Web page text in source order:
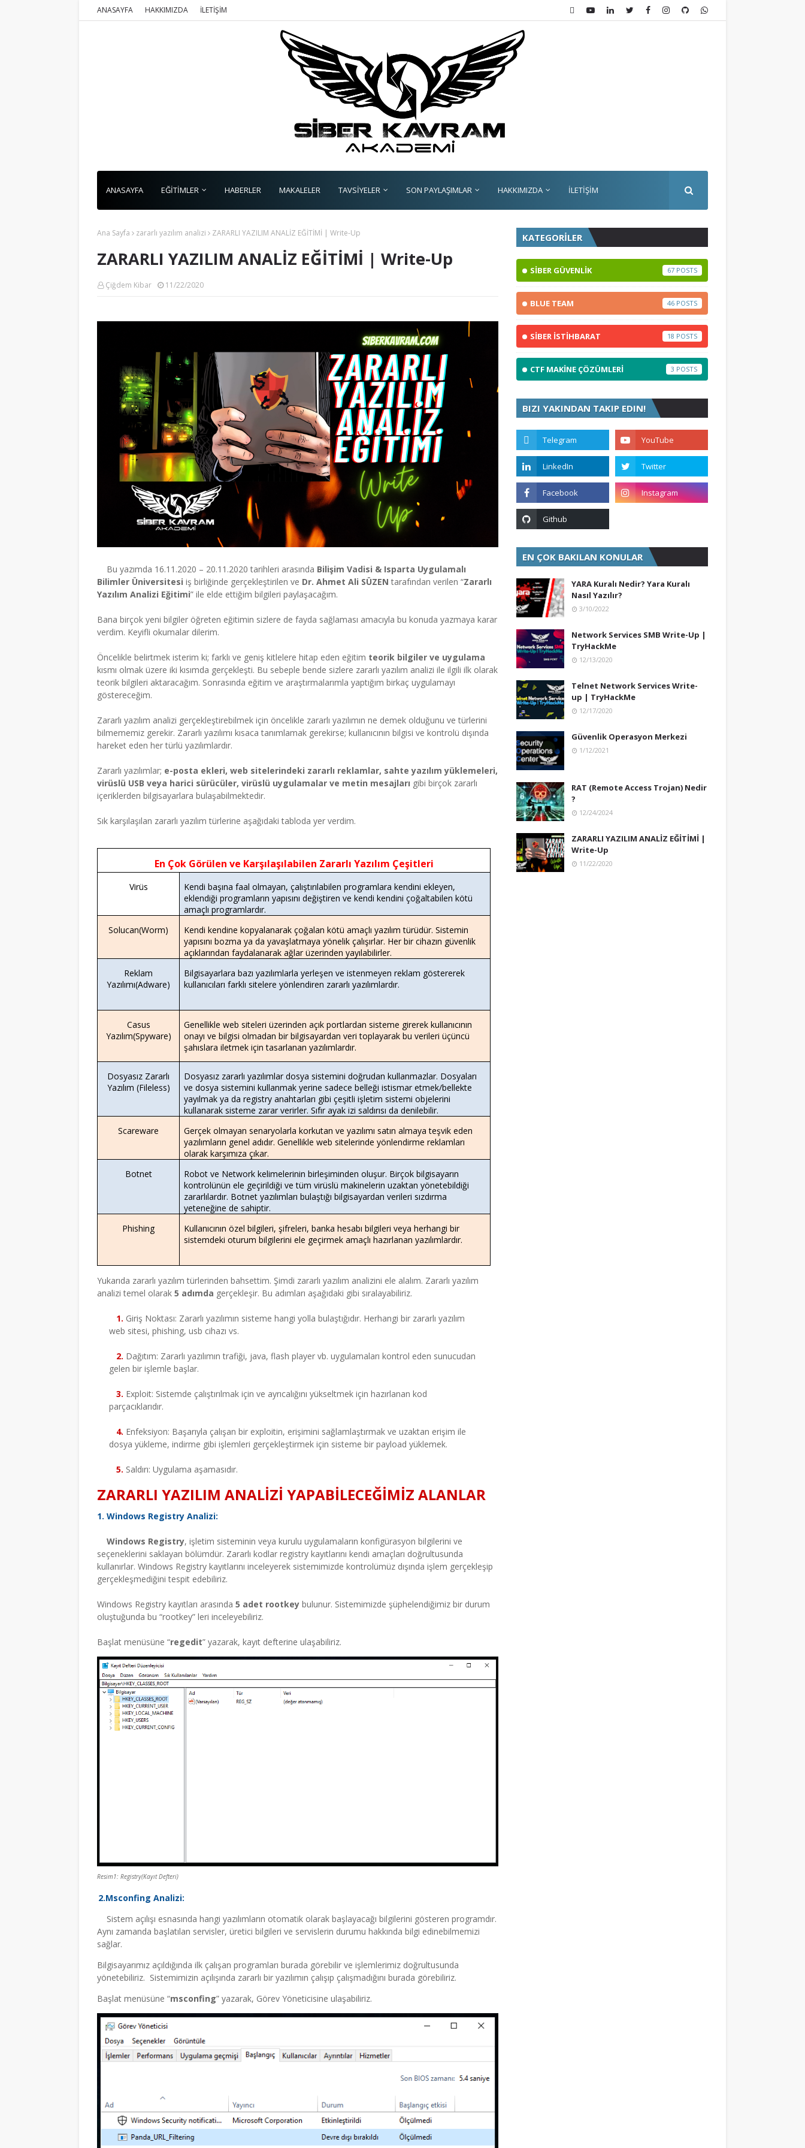
ANASAYFA HAKKIMIZDA İLETİŞİM
ANASAYFA EĞİTİMLER HABERLER MAKALELER TAVSİYELER SON PAYLAŞIMLAR HAKKIMIZDA İLETİŞİM
Ana Sayfa zararlı yazılım analizi ZARARLI YAZILIM ANALİZ EĞİTİMİ | Write-Up
ZARARLI YAZILIM ANALİZ EĞİTİMİ | Write-Up
Çiğdem Kibar 11/22/2020
Bu yazımda 16.11.2020 – 20.11.2020 tarihleri arasında Bilişim Vadisi & Isparta Uygulamalı
Bilimler Üniversitesi iş birliğinde gerçekleştirilen ve Dr. Ahmet Ali SÜZENtarafından verilen “Zararlı
Yazılım Analizi Eğitimi” ile elde ettiğim bilgileri paylaşacağım.
Bana birçok yeni bilgiler öğreten eğitimin sizlere de fayda sağlaması amacıyla bu konuda yazmaya karar
verdim. Keyifli okumalar dilerim.
Öncelikle belirtmek isterim ki; farklı ve geniş kitlelere hitap eden eğitim teorik bilgiler ve uygulama
kısmı olmak üzere iki kısımda gerçekleşti. Bu sebeple bende sizlere zararlı yazılım analizi ile ilgili ilk olarak
teorik bilgileri aktaracağım. Sonrasında eğitim ve araştırmalarımla yaptığım birkaç uygulamayı
göstereceğim.
Zararlı yazılım analizi gerçekleştirebilmek için öncelikle zararlı yazılımın ne demek olduğunu ve türlerini
bilmememiz gerekir. Zararlı yazılımı kısaca tanımlamak gerekirse; kullanıcının bilgisi ve kontrolü dışında
hareket eden her türlü yazılımlardır.
Zararlı yazılımlar; e-posta ekleri, web sitelerindeki zararlı reklamlar, sahte yazılım yüklemeleri,
virüslü USB veya harici sürücüler, virüslü uygulamalar ve metin mesajları gibi birçok zararlı
içeriklerden bilgisayarlara bulaşabilmektedir.
Sık karşılaşılan zararlı yazılım türlerine aşağıdaki tabloda yer verdim.
En Çok Görülen ve Karşılaşılabilen Zararlı Yazılım Çeşitleri
Virüs
Kendi başına faal olmayan, çalıştırılabilen programlara kendini ekleyen,
eklendiği programların yapısını değiştiren ve kendi kendini çoğaltabilen kötü
amaçlı programlardır.
Solucan(Worm)
Kendi kendine kopyalanarak çoğalan kötü amaçlı yazılım türüdür. Sistemin
yapısını bozma ya da yavaşlatmaya yönelik çalışırlar. Her bir cihazın güvenlik
açıklarından faydalanarak ağlar üzerinden yayılabilirler.
Reklam
Yazılımı(Adware)
Bilgisayarlara bazı yazılımlarla yerleşen ve istenmeyen reklam göstererek
kullanıcıları farklı sitelere yönlendiren zararlı yazılımlardır.
Casus
Yazılım(Spyware)
Genellikle web siteleri üzerinden açık portlardan sisteme girerek kullanıcının
onayı ve bilgisi olmadan bir bilgisayardan veri toplayarak bu verileri üçüncü
şahıslara iletmek için tasarlanan yazılımlardır.
Dosyasız Zararlı
Yazılım (Fileless)
Dosyasız zararlı yazılımlar dosya sistemini doğrudan kullanmazlar. Dosyaları
ve dosya sistemini kullanmak yerine sadece belleği istismar etmek/bellekte
yayılmak ya da registry anahtarları gibi çeşitli işletim sistemi objelerini
kullanarak sisteme zarar verirler. Sıfır ayak izi saldırısı da denilebilir.
Scareware
Gerçek olmayan senaryolarla korkutan ve yazılımı satın almaya teşvik eden
yazılımların genel adıdır. Genellikle web sitelerinde yönlendirme reklamları
olarak karşımıza çıkar.
Botnet
Robot ve Network kelimelerinin birleşiminden oluşur. Birçok bilgisayarın
kontrolünün ele geçirildiği ve tüm virüslü makinelerin uzaktan yönetebildiği
zararlılardır. Botnet yazılımları bulaştığı bilgisayardan verileri sızdırma
yeteneğine de sahiptir.
Phishing
Kullanıcının özel bilgileri, şifreleri, banka hesabı bilgileri veya herhangi bir
sistemdeki oturum bilgilerini ele geçirmek amaçlı hazırlanan yazılımlardır.
Yukarıda zararlı yazılım türlerinden bahsettim. Şimdi zararlı yazılım analizini ele alalım. Zararlı yazılım
analizi temel olarak 5 adımda gerçekleşir. Bu adımları aşağıdaki gibi sıralayabiliriz.
1. Giriş Noktası: Zararlı yazılımın sisteme hangi yolla bulaştığıdır. Herhangi bir zararlı yazılım
web sitesi, phishing, usb cihazı vs.
2. Dağıtım: Zararlı yazılımın trafiği, java, flash player vb. uygulamaları kontrol eden sunucudan
gelen bir işlemle başlar.
3. Exploit: Sistemde çalıştırılmak için ve ayrıcalığını yükseltmek için hazırlanan kod
parçacıklarıdır.
4. Enfeksiyon: Başarıyla çalışan bir exploitin, erişimini sağlamlaştırmak ve uzaktan erişim ile
dosya yükleme, indirme gibi işlemleri gerçekleştirmek için sisteme bir payload yüklemek.
5. Saldırı: Uygulama aşamasıdır.
ZARARLI YAZILIM ANALİZİ YAPABİLECEĞİMİZ ALANLAR
1. Windows Registry Analizi:
Windows Registry, işletim sisteminin veya kurulu uygulamaların konfigürasyon bilgilerini ve
seçeneklerini saklayan bölümdür. Zararlı kodlar registry kayıtlarını kendi amaçları doğrultusunda
kullanırlar. Windows Registry kayıtlarını inceleyerek sistemimizde kontrolümüz dışında işlem gerçekleşip
gerçekleşmediğini tespit edebiliriz.
Windows Registry kayıtları arasında 5 adet rootkey bulunur. Sistemimizde şüphelendiğimiz bir durum
oluştuğunda bu “rootkey” leri inceleyebiliriz.
Başlat menüsüne “regedit” yazarak, kayıt defterine ulaşabiliriz.
Resim1: Registry(Kayıt Defteri)
2.Msconfing Analizi:
Sistem açılışı esnasında hangi yazılımların otomatik olarak başlayacağı bilgilerini gösteren programdır.
Aynı zamanda başlatılan servisler, üretici bilgileri ve servislerin durumu hakkında bilgi edinebilmemizi
sağlar.
Bilgisayarımız açıldığında ilk çalışan programları burada görebilir ve işlemlerimiz doğrultusunda
yönetebiliriz. Sistemimizin açılışında zararlı bir yazılımın çalışıp çalışmadığını burada görebiliriz.
Başlat menüsüne “msconfing” yazarak, Görev Yöneticisine ulaşabiliriz.
KATEGORİLER
SİBER GÜVENLİK 67
BLUE TEAM 46
SİBER İSTİHBARAT 18
CTF MAKİNE ÇÖZÜMLERİ 3
BIZI YAKINDAN TAKIP EDIN!
EN ÇOK BAKILAN KONULAR
YARA Kuralı Nedir? Yara Kuralı
Nasıl Yazılır?
3/10/2022
Network Services SMB Write-Up |
TryHackMe
12/13/2020
Telnet Network Services Write-
up | TryHackMe
12/17/2020
Güvenlik Operasyon Merkezi
1/12/2021
RAT (Remote Access Trojan) Nedir
?
12/24/2024
ZARARLI YAZILIM ANALİZ EĞİTİMİ |
Write-Up
11/22/2020